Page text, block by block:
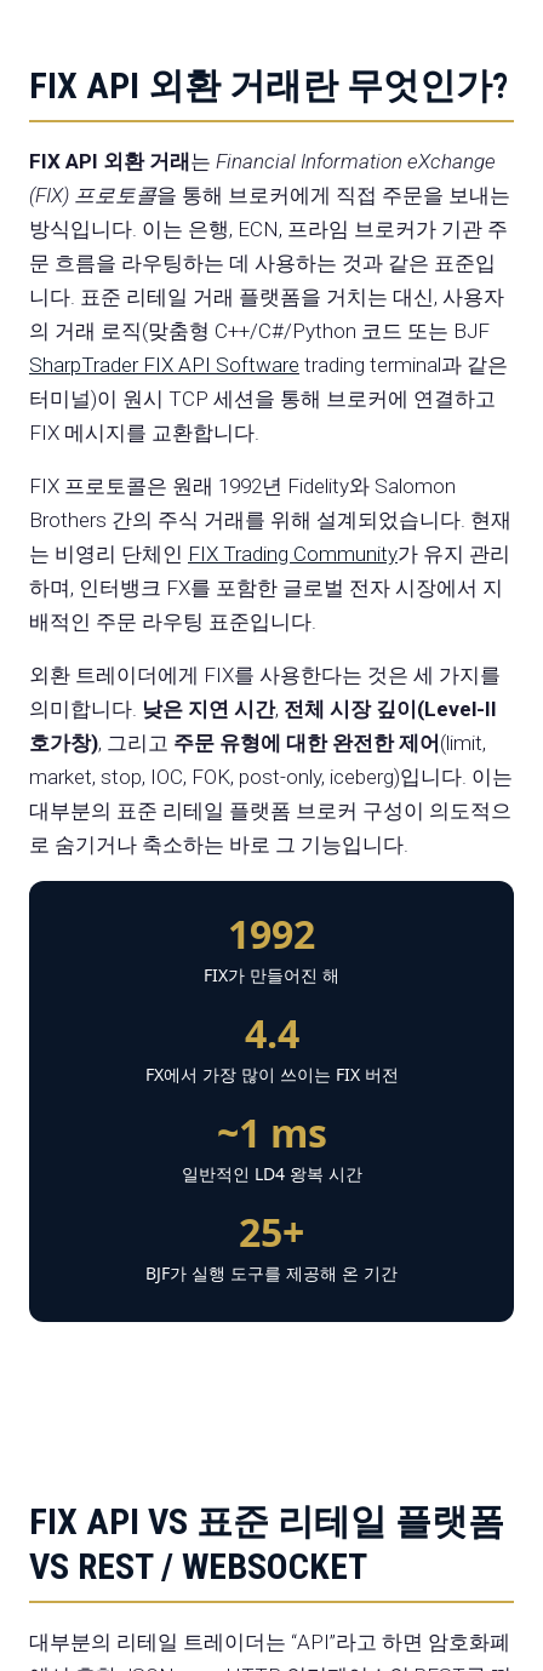
FIX API 외환 거래란 무엇인가?
FIX API 외환 거래 는 Financial Information eXchange
(FIX) 프로토콜을 통해 브로커에게 직접 주문을 보내는
방식입니다. 이는 은행, ECN, 프라임 브로커가 기관 주
문 흐름을 라우팅하는 데 사용하는 것과 같은 표준입
니다. 표준 리테일 거래 플랫폼을 거치는 대신, 사용자
의 거래 로직(맞춤형 C++/C#/Python 코드 또는 BJF
SharpTrader FIX API Software trading terminal과 같은
터미널)이 원시 TCP 세션을 통해 브로커에 연결하고
FIX 메시지를 교환합니다.
FIX 프로토콜은 원래 1992년 Fidelity와 Salomon
Brothers 간의 주식 거래를 위해 설계되었습니다. 현재
는 비영리 단체인 FIX Trading Community가 유지 관리
하며, 인터뱅크 FX를 포함한 글로벌 전자 시장에서 지
배적인 주문 라우팅 표준입니다.
외환 트레이더에게 FIX를 사용한다는 것은 세 가지를
의미합니다. 낮은 지연 시간, 전체 시장 깊이(Level-II
호가창), 그리고 주문 유형에 대한 완전한 제어 (limit,
market, stop, IOC, FOK, post-only, iceberg)입니다. 이는
대부분의 표준 리테일 플랫폼 브로커 구성이 의도적으
로 숨기거나 축소하는 바로 그 기능입니다.
1992
FIX가 만들어진 해
4.4
FX에서 가장 많이 쓰이는 FIX 버전
~1 ms
일반적인 LD4 왕복 시간
25+
BJF가 실행 도구를 제공해 온 기간
FIX API VS 표준 리테일 플랫폼
VS REST / WEBSOCKET
대부분의 리테일 트레이더는 “API”라고 하면 암호화폐